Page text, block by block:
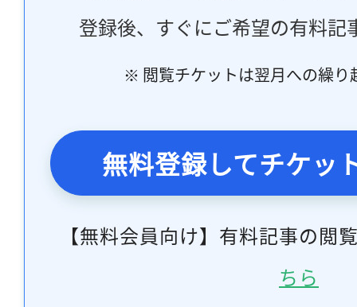
登録後、すぐにご希望の有料記
※ 閲覧チケットは翌月への繰り
無料登録してチケッ
【無料会員向け】有料記事の閲
ちら